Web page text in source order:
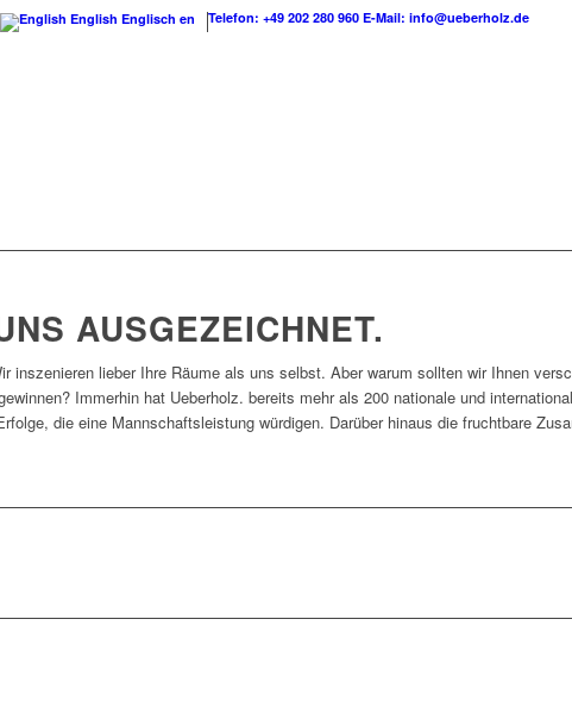
English Englisch en Telefon: +49 202 280 960 E-Mail: info@ueberholz.de
AUSGEZEICHNET.
inszenieren lieber Ihre Räume als uns selbst. Aber warum sollten wir Ihnen
Immerhin hat Ueberholz. bereits mehr als 200 nationale und
die eine Mannschaftsleistung würdigen. Darüber hinaus die fruchtbare